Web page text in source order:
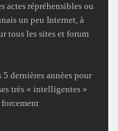
actes répréhensibles ou
un peu Internet, à
tous les sites et forum
dernières annèes pour
très « intelligentes »